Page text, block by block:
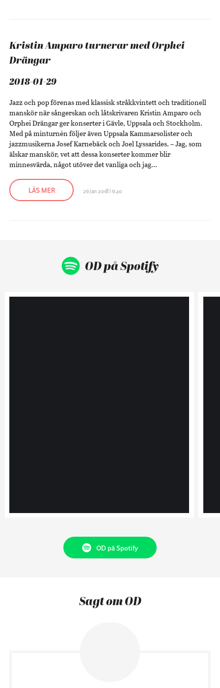
Kristin Amparo turnerar med Orphei
Drängar
2018-01-29
Jazz och pop förenas med klassisk stråkkvintett och traditionell
manskör när sångerskan och låtskrivaren Kristin Amparo och
Orphei Drängar ger konserter i Gävle, Uppsala och Stockholm.
Med på minturnén följer även Uppsala Kammarsolister och
jazzmusikerna Josef Karnebäck och Joel Lyssarides. – Jag, som
älskar manskör, vet att dessa konserter kommer blir
minnesvärda, något utöver det vanliga och jag...
LÄS MER 29 jan 2018 | 9:40
OD på Spotify
OD på Spotify
Sagt om OD